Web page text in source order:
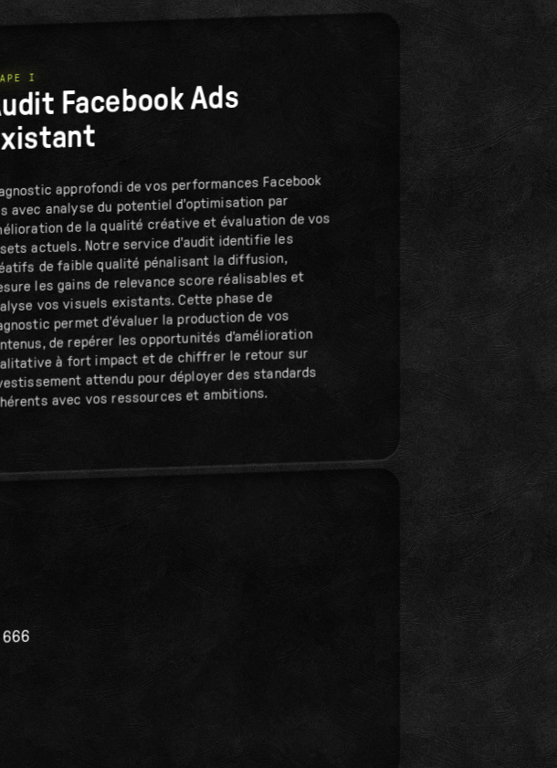
I
Facebook Ads
approfondi de vos performances Facebook
avec analyse du potentiel d'optimisation par
de la qualité créative et évaluation de vos
actuels. Notre service d'audit identifie les
de faible qualité pénalisant la diffusion,
les gains de relevance score réalisables et
vos visuels existants. Cette phase de
permet d'évaluer la production de vos
de repérer les opportunités d'amélioration
à fort impact et de chiffrer le retour sur
attendu pour déployer des standards
avec vos ressources et ambitions.